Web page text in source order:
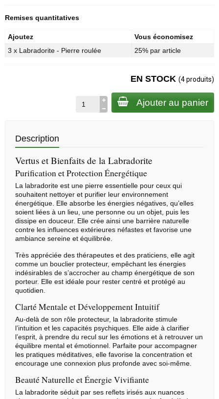
Remises quantitatives
Ajoutez
Vous économisez
3 x Labradorite - Pierre roulée
25% par article
EN STOCK (4 produits)
Ajouter au panier
Description
Vertus et Bienfaits de la Labradorite
Purification et Protection Énergétique
La labradorite est une pierre essentielle pour ceux qui
souhaitent nettoyer et purifier leur environnement
énergétique. Elle absorbe les énergies négatives, qu’elles
soient liées à un lieu, une personne ou un objet, puis les
dissipe en douceur. Elle crée ainsi une barrière naturelle
contre les influences extérieures néfastes et favorise une
ambiance sereine et équilibrée.
Très appréciée des thérapeutes et des praticiens, elle agit
comme un bouclier protecteur, empêchant les énergies
indésirables de s’accrocher au champ énergétique de son
porteur. Elle est idéale pour rester centré et protégé au
quotidien.
Clarté Mentale et Développement Intuitif
Au-delà de son rôle protecteur, la labradorite stimule
l’intuition et les capacités psychiques. Elle aide à clarifier
l’esprit, à prendre du recul sur les émotions et à retrouver un
équilibre mental et émotionnel. Parfaite pour accompagner
les pratiques méditatives, elle favorise la concentration et
encourage une connexion plus profonde avec soi-même.
Beauté Naturelle et Énergie Vivifiante
La labradorite séduit par ses reflets irisés aux nuances